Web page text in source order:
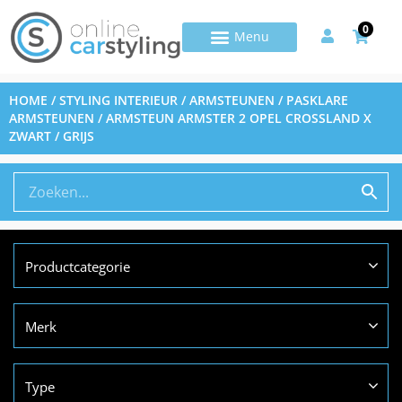
0
HOME /STYLING INTERIEUR /ARMSTEUNEN / PASKLARE
ARMSTEUNEN / ARMSTEUN ARMSTER 2 OPEL CROSSLAND X
ZWART / GRIJS
Productcategorie
Merk
Type